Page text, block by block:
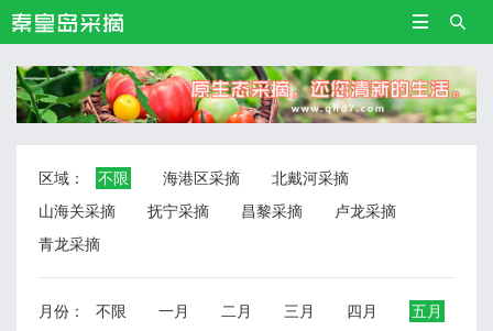


区域： 不限 海港区采摘
北戴河采摘
山海关采摘
抚宁采摘 昌黎采摘
卢龙采摘
青龙采摘
月份： 不限 一月 二月 三月 四月
五月